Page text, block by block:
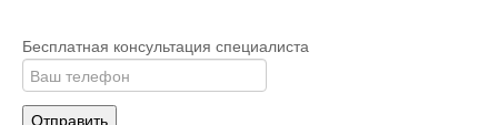
Бесплатная консультация специалиста
Отправить